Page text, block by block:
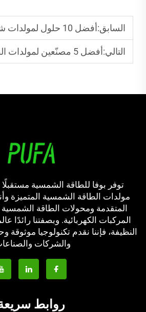
السابق:أفضل 10 حلول لمولدات شمسية عالية السعة للاستخدام الصناعي والتجاري
التالي:أفضل 5 مصنّعين لمولدات الطاقة الشمسية المخصصة للشركات العالمية
توفر بوفا للطاقة الشمسية
مولدات الطاقة الشمسية المتميزة
المركبات الكهربائية. وبصفتنا رائدًا
النظيفة، فإننا نقدم تكنولوجيا
والشركات
روابط